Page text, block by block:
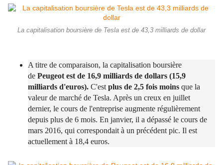
La capitalisation boursière de Tesla est de 43,3 milliards de dollar
A titre de comparaison, la capitalisation boursière
de Peugeot est de 16,9 milliards de dollars (15,9
milliards d'euros). C'est plus de 2,5 fois moins que la
valeur de marché de Tesla. Après un creux en juillet
dernier, le cours de l'entreprise augmente régulièrement
depuis plus de 6 mois. En janvier, il a dépassé le cours de
mars 2016, qui correspondait à un précédent pic. Il est
actuellement à 18,4 euros.